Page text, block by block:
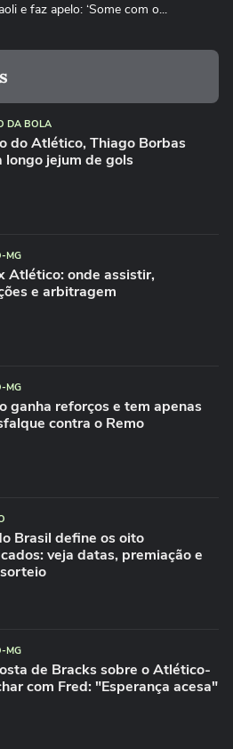
e faz apelo: ‘Some com o...
VAR da expulsão de...
áudio do VAR sobre lance
em Fortaleza x...
se irrita, interrompe show
torcedores do...
que o Galo vai arrancar no
MG
da sequencia de jogos e do
Santos
DA BOLA
do Atlético, Thiago Borbas
longo jejum de gols
MG
Atlético: onde assistir,
e arbitragem
MG
ganha reforços e tem apenas
contra o Remo
Brasil define os oito
veja datas, premiação e
MG
de Bracks sobre o Atlético-
com Fred: "Esperança acesa"